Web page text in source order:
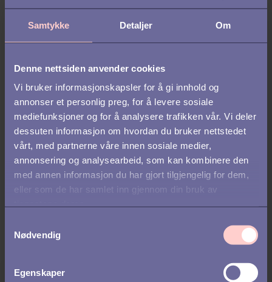
Samtykke Detaljer Om
Denne nettsiden anvender cookies
Vi bruker informasjonskapsler for å gi innhold og
annonser et personlig preg, for å levere sosiale
mediefunksjoner og for å analysere trafikken vår. Vi deler
dessuten informasjon om hvordan du bruker nettstedet
vårt, med partnerne våre innen sosiale medier,
annonsering og analysearbeid, som kan kombinere den
med annen informasjon du har gjort tilgjengelig for dem,
eller som de har samlet inn gjennom din bruk av
Nødvendig
Egenskaper
transparens. Myndigheter krever samsvar. Ledere ønsker
resultater uten risiko.
Med Talentechs egenutviklede AI Copilot får du alle tre:
Se det selv
Vil du ha AI som støtter raskere ansettelser – uten at du går på
Bestill en demo
ekspertise fra starten – gjør sikker, transparent og GDPR-